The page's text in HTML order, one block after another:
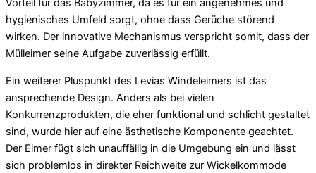
Vorteil für das Babyzimmer, da es für ein angenehmes und
hygienisches Umfeld sorgt, ohne dass Gerüche störend
wirken. Der innovative Mechanismus verspricht somit, dass der
Mülleimer seine Aufgabe zuverlässig erfüllt.
Ein weiterer Pluspunkt des Levias Windeleimers ist das
ansprechende Design. Anders als bei vielen
Konkurrenzprodukten, die eher funktional und schlicht gestaltet
sind, wurde hier auf eine ästhetische Komponente geachtet.
Der Eimer fügt sich unauffällig in die Umgebung ein und lässt
sich problemlos in direkter Reichweite zur Wickelkommode